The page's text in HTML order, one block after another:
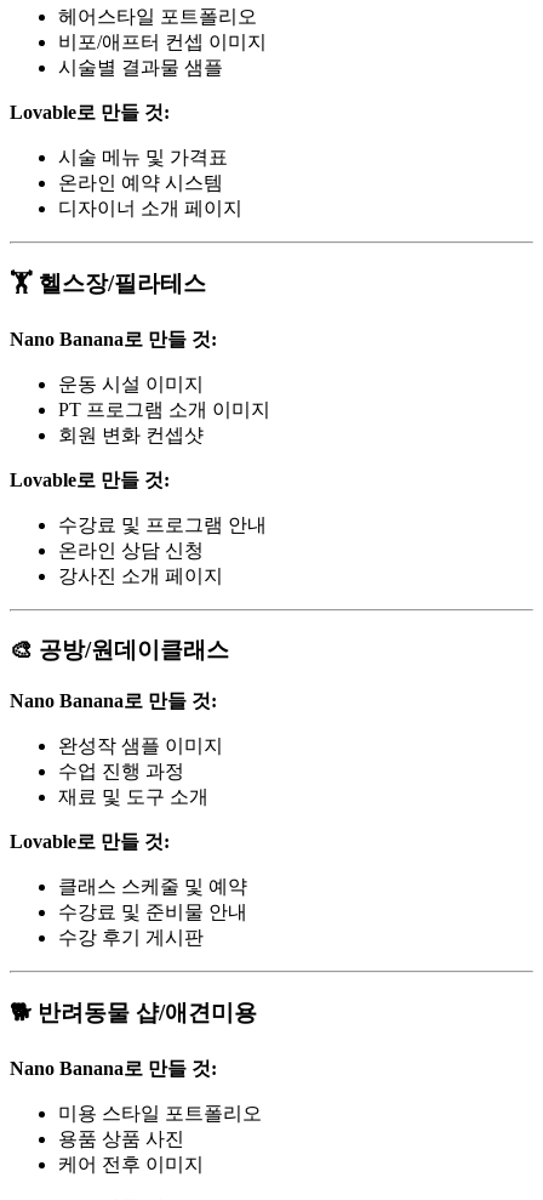
헤어스타일 포트폴리오
비포/애프터 컨셉 이미지
시술별 결과물 샘플
Lovable로 만들 것:
시술 메뉴 및 가격표
온라인 예약 시스템
디자이너 소개 페이지
🏋️ 헬스장/필라테스
Nano Banana로 만들 것:
운동 시설 이미지
PT 프로그램 소개 이미지
회원 변화 컨셉샷
Lovable로 만들 것:
수강료 및 프로그램 안내
온라인 상담 신청
강사진 소개 페이지
🎨 공방/원데이클래스
Nano Banana로 만들 것:
완성작 샘플 이미지
수업 진행 과정
재료 및 도구 소개
Lovable로 만들 것:
클래스 스케줄 및 예약
수강료 및 준비물 안내
수강 후기 게시판
🐕 반려동물 샵/애견미용
Nano Banana로 만들 것:
미용 스타일 포트폴리오
용품 상품 사진
케어 전후 이미지